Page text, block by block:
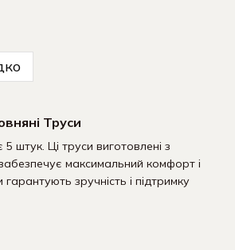
Труси
штук. Ці труси виготовлені з
максимальний комфорт і
зручність і підтримку